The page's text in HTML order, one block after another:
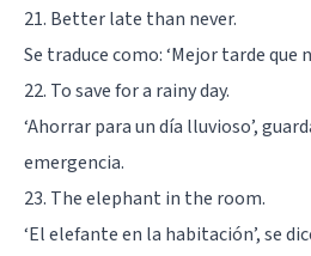
21. Better late than never.
Se traduce como: ‘Mejor tarde que
22. To save for a rainy day.
‘Ahorrar para un día lluvioso’,
emergencia.
23. The elephant in the room.
‘El elefante en la habitación’, se